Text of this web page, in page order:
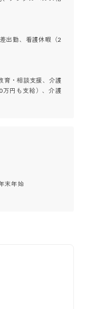
出勤、看護休暇（2
育・相談支援、介護
円も支給）、介護
末年始